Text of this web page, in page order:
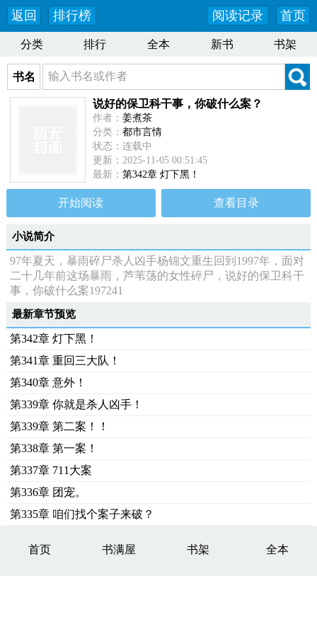
返回 排行榜 首页
阅读记录
分类 排行 全本 新书 书架
书名
说好的保卫科干事，你破什么案？
作者： 姜煮茶
分类： 都市言情
状态：连载中
更新：2025-11-05 00:51:45
最新： 第342章 灯下黑！
开始阅读 查看目录
小说简介
97年夏天，暴雨碎尸杀人凶手杨锦文重生回到1997年，面对
二十几年前这场暴雨，芦苇荡的女性碎尸，说好的保卫科干
事，你破什么案197241
最新章节预览
第342章 灯下黑！
第341章 重回三大队！
第340章 意外！
第339章 你就是杀人凶手！
第339章 第二案！！
第338章 第一案！
第337章 711大案
第336章 团宠。
第335章 咱们找个案子来破？
首页 书满屋 书架 全本